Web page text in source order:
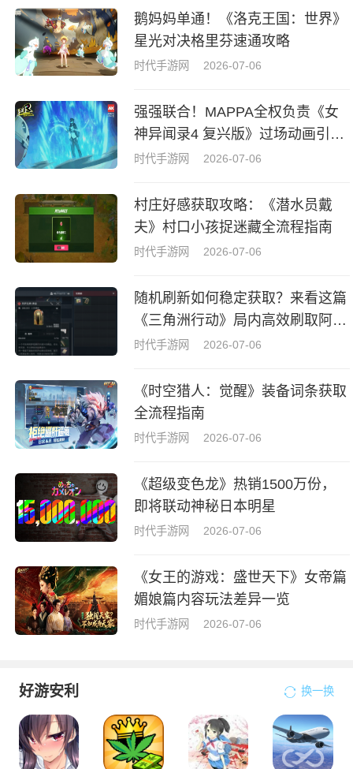
鹅妈妈单通！《洛克王国：世界》
星光对决格里芬速通攻略
时代手游网 2026-07-06
强强联合！MAPPA全权负责《女
神异闻录4 复兴版》过场动画引热
议
时代手游网 2026-07-06
村庄好感获取攻略：《潜水员戴
夫》村口小孩捉迷藏全流程指南
时代手游网 2026-07-06
随机刷新如何稳定获取？来看这篇
《三角洲行动》局内高效刷取阿萨
拉牌盒指南
时代手游网 2026-07-06
《时空猎人：觉醒》装备词条获取
全流程指南
时代手游网 2026-07-06
《超级变色龙》热销1500万份，
即将联动神秘日本明星
时代手游网 2026-07-06
《女王的游戏：盛世天下》女帝篇
媚娘篇内容玩法差异一览
时代手游网 2026-07-06
好游安利 换一换